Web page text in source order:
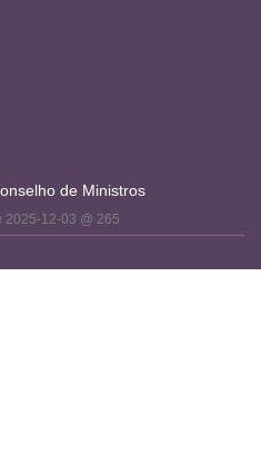
de Ministros
2025-12-03 @ 265